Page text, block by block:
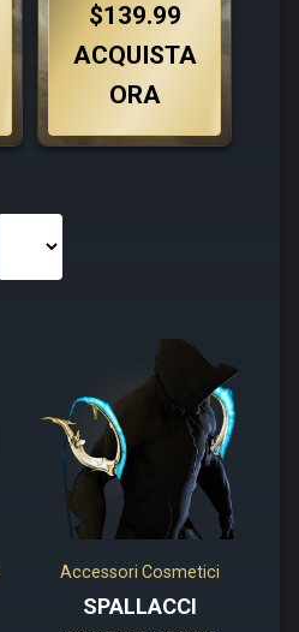
$139.99
ACQUISTA
ORA
Accessori Cosmetici
SPALLACCI